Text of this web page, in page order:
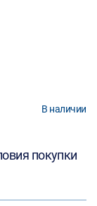
В наличии
покупки